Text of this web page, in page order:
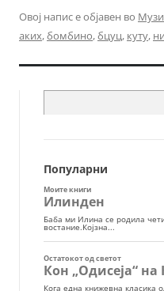
Овој напис е објавен во
аких,бомбино,бцуц, куту,
за:
Популарни